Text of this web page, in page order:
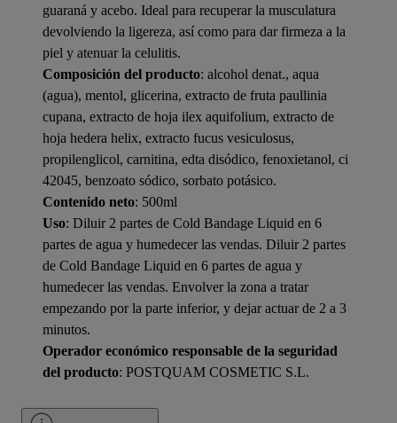
guaraná y acebo. Ideal para recuperar la musculatura
devolviendo la ligereza, así como para dar firmeza a la
piel y atenuar la celulitis.
Composición del producto: alcohol denat., aqua
(agua), mentol, glicerina, extracto de fruta paullinia
cupana, extracto de hoja ilex aquifolium, extracto de
hoja hedera helix, extracto fucus vesiculosus,
propilenglicol, carnitina, edta disódico, fenoxietanol, ci
42045, benzoato sódico, sorbato potásico.
Contenido neto: 500ml
Uso: Diluir 2 partes de Cold Bandage Liquid en 6
partes de agua y humedecer las vendas. Diluir 2 partes
de Cold Bandage Liquid en 6 partes de agua y
humedecer las vendas. Envolver la zona a tratar
empezando por la parte inferior, y dejar actuar de 2 a 3
minutos.
Operador económico responsable de la seguridad
del producto: POSTQUAM COSMETIC S.L.